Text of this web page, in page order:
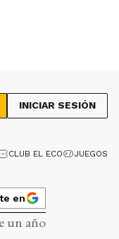
INICIAR SESIÓN
CLUB EL ECO JUEGOS
en
un año